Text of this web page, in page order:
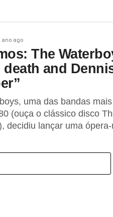
ano ago
The
death and
uma das bandas
(ouça o clássico disco
decidiu lançar uma